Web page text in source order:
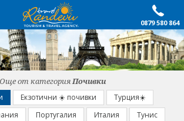
0879 580 864
Още от категорияПочивки
Екзотични ☀️ почивки
Турция☀️
Португалия Италия
Тунис